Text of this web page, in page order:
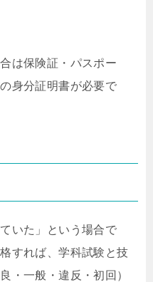
は保険証・パスポー
身分証明書が必要で
いた」という場合で
すれば、学科試験と技
・一般・違反・初回）